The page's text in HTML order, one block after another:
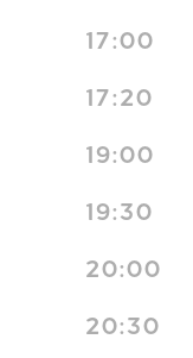
17:00
17:20
19:00
19:30
20:00
20:30